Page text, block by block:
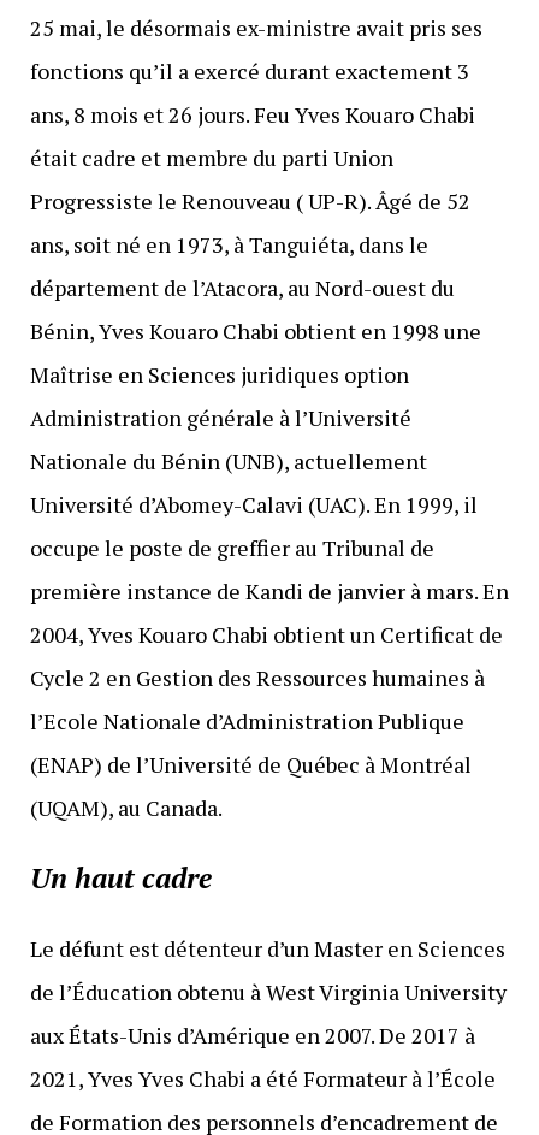
25 mai, le désormais ex-ministre avait pris ses
fonctions qu’il a exercé durant exactement 3
ans, 8 mois et 26 jours. Feu Yves Kouaro Chabi
était cadre et membre du parti Union
Progressiste le Renouveau ( UP-R). Âgé de 52
ans, soit né en 1973, à Tanguiéta, dans le
département de l’Atacora, au Nord-ouest du
Bénin, Yves Kouaro Chabi obtient en 1998 une
Maîtrise en Sciences juridiques option
Administration générale à l’Université
Nationale du Bénin (UNB), actuellement
Université d’Abomey-Calavi (UAC). En 1999, il
occupe le poste de greffier au Tribunal de
première instance de Kandi de janvier à mars. En
2004, Yves Kouaro Chabi obtient un Certificat de
Cycle 2 en Gestion des Ressources humaines à
l’Ecole Nationale d’Administration Publique
(ENAP) de l’Université de Québec à Montréal
(UQAM), au Canada.
Un haut cadre
Le défunt est détenteur d’un Master en Sciences
de l’Éducation obtenu à West Virginia University
aux États-Unis d’Amérique en 2007. De 2017 à
2021, Yves Yves Chabi a été Formateur à l’École
de Formation des personnels d’encadrement de